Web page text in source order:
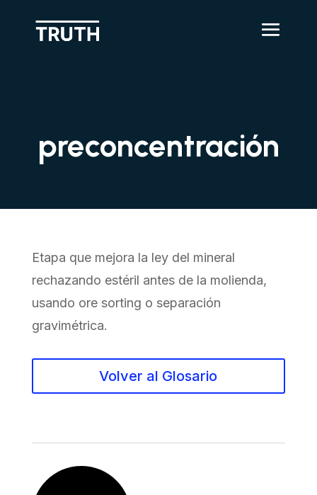
preconcentración
Etapa que mejora la ley del mineral
rechazando estéril antes de la molienda,
usando ore sorting o separación
gravimétrica.
Volver al Glosario